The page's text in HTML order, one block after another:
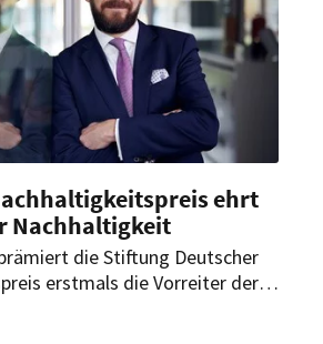
ehrt
Nachhaltigkeit
die Stiftung Deutscher
erstmals die Vorreiter der